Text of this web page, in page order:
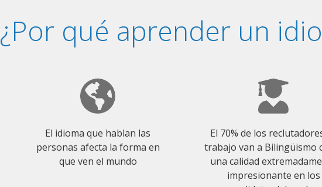
¿Por qué aprender un
El idioma que hablan las
personas afecta la forma en
que ven el mundo
El 70% de los
trabajo van a Bilingüismo
una calidad
impresionante en los